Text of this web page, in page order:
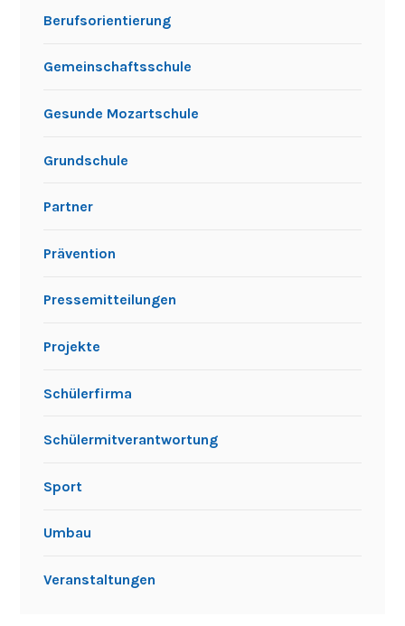
Berufsorientierung
Gemeinschaftsschule
Gesunde Mozartschule
Grundschule
Partner
Prävention
Pressemitteilungen
Projekte
Schülerfirma
Schülermitverantwortung
Sport
Umbau
Veranstaltungen